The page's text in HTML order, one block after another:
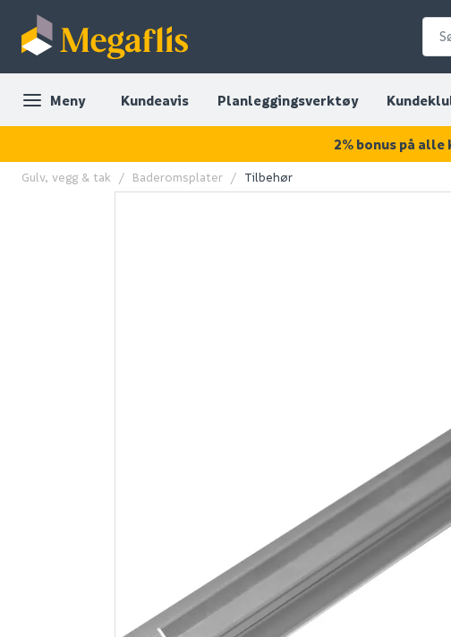
Meny Kundeavis Planleggingsverktøy
Nettlager:50+ stk
Klikk & Hent
Berryalloc
30mm for lister
panel pose m/
stk
191
Nettlager
Klikk & Hent
Gulv, vegg & tak Baderomsplater Tilbehør
2% bonus på